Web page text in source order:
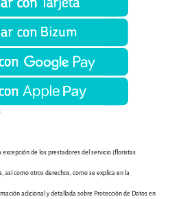
:
de los prestadores del servicio (floristas
así como otros derechos, como se explica en la
adicional y detallada sobre Protección de Datos en